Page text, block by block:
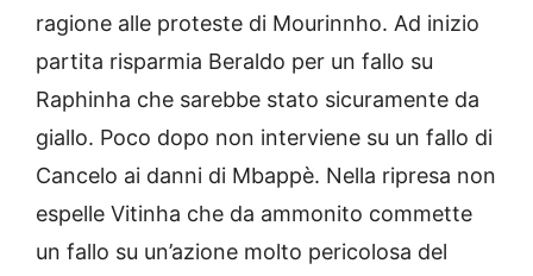
ragione alle proteste di Mourinnho. Ad inizio
partita risparmia Beraldo per un fallo su
Raphinha che sarebbe stato sicuramente da
giallo. Poco dopo non interviene su un fallo di
Cancelo ai danni di Mbappè. Nella ripresa non
espelle Vitinha che da ammonito commette
un fallo su un’azione molto pericolosa del